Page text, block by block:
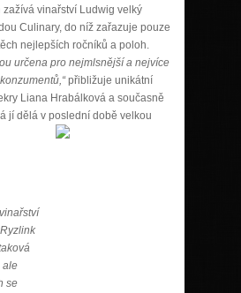
zažívá vinařství Ludwig velký
Culinary, do níž zařazuje pouze
nejlepších ročníků a poloh.
určena pro nejmlsnější a nejvíce
přibližuje unikátní
Liana Hrabálková a současně
jí dělá v poslední době velkou
ale
se